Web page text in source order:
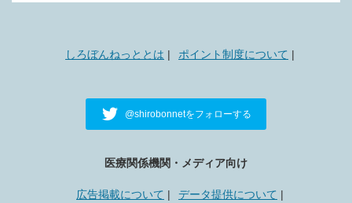
しろぼんねっととは ポイント制度について
@shirobonnetをフォローする
医療関係機関・メディア向け
広告掲載について データ提供について